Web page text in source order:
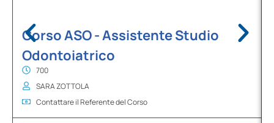
Corso ASO - Assistente Studio
Odontoiatrico
700
SARA ZOTTOLA
Contattare il Referente del Corso